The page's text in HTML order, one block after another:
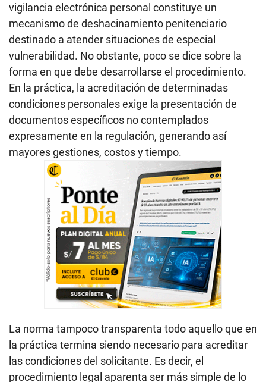
vigilancia electrónica personal constituye un
mecanismo de deshacinamiento penitenciario
destinado a atender situaciones de especial
vulnerabilidad. No obstante, poco se dice sobre la
forma en que debe desarrollarse el procedimiento.
En la práctica, la acreditación de determinadas
condiciones personales exige la presentación de
documentos específicos no contemplados
expresamente en la regulación, generando así
mayores gestiones, costos y tiempo.
La norma tampoco transparenta todo aquello que en
la práctica termina siendo necesario para acreditar
las condiciones del solicitante. Es decir, el
procedimiento legal aparenta ser más simple de lo